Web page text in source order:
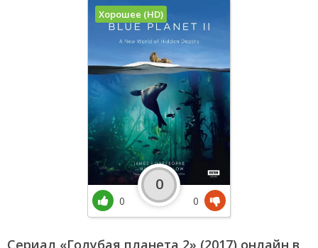
Хорошее (HD)
0
0
0